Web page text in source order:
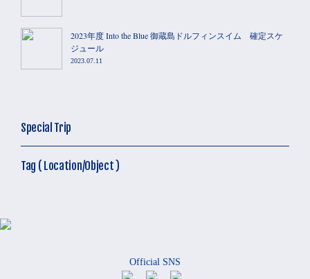
2023年度 Into the Blue 御蔵島ドルフィンスイム 確定スケ
ジュール
2023.07.11
Special Trip
Tag ( Location/Object )
Official SNS